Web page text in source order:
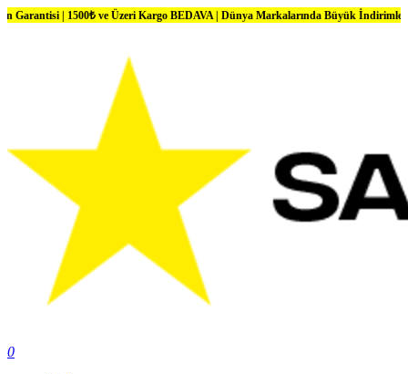
ve Üzeri Kargo BEDAVA | Dünya Markalarında Büyük İndirimler
0